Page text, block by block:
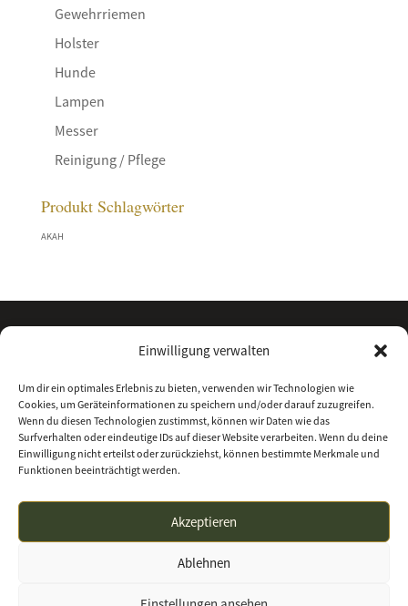
Einwilligung verwalten
Um dir ein optimales Erlebnis zu bieten, verwenden wir Technologien wie
Cookies, um Geräteinformationen zu speichern und/oder darauf zuzugreifen.
Wenn du diesen Technologien zustimmst, können wir Daten wie das
Surfverhalten oder eindeutige IDs auf dieser Website verarbeiten. Wenn du deine
Einwilligung nicht erteilst oder zurückziehst, können bestimmte Merkmale und
Funktionen beeinträchtigt werden.
Akzeptieren
Ablehnen
Gewehrriemen
Holster
Hunde
Lampen
Messer
Reinigung / Pflege
Produkt Schlagwörter
AKAH
Impressum
Allgemeine Geschäftsbedingungen